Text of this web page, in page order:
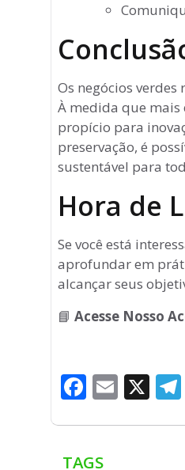
Os negócios
À medida que
propício para
preservação, é
sustentável para
Hora de
Se você está
aprofundar em
alcançar seus
📘 Acesse Nosso
F
a
c
e
E
m
ai
X
TAGS